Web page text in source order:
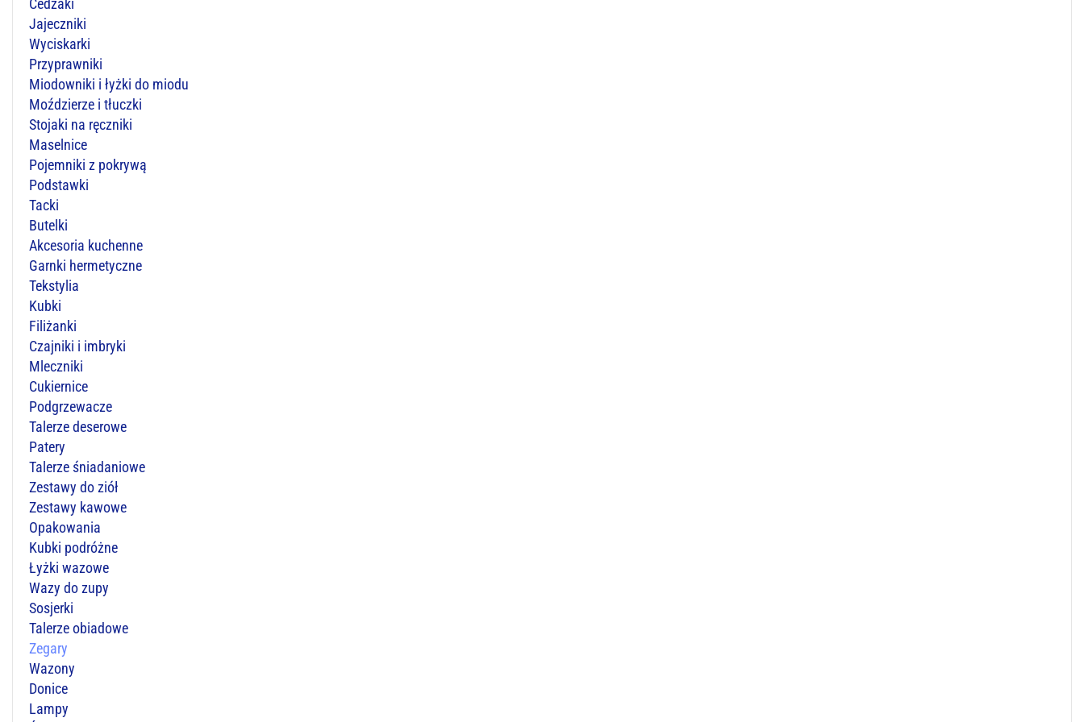
Cedzaki
Jajeczniki
Wyciskarki
Przyprawniki
Miodowniki i łyżki do miodu
Moździerze i tłuczki
Stojaki na ręczniki
Maselnice
Pojemniki z pokrywą
Podstawki
Tacki
Butelki
Akcesoria kuchenne
Garnki hermetyczne
Tekstylia
Kubki
Filiżanki
Czajniki i imbryki
Mleczniki
Cukiernice
Podgrzewacze
Talerze deserowe
Patery
Talerze śniadaniowe
Zestawy do ziół
Zestawy kawowe
Opakowania
Kubki podróżne
Łyżki wazowe
Wazy do zupy
Sosjerki
Talerze obiadowe
Zegary
Wazony
Donice
Lampy